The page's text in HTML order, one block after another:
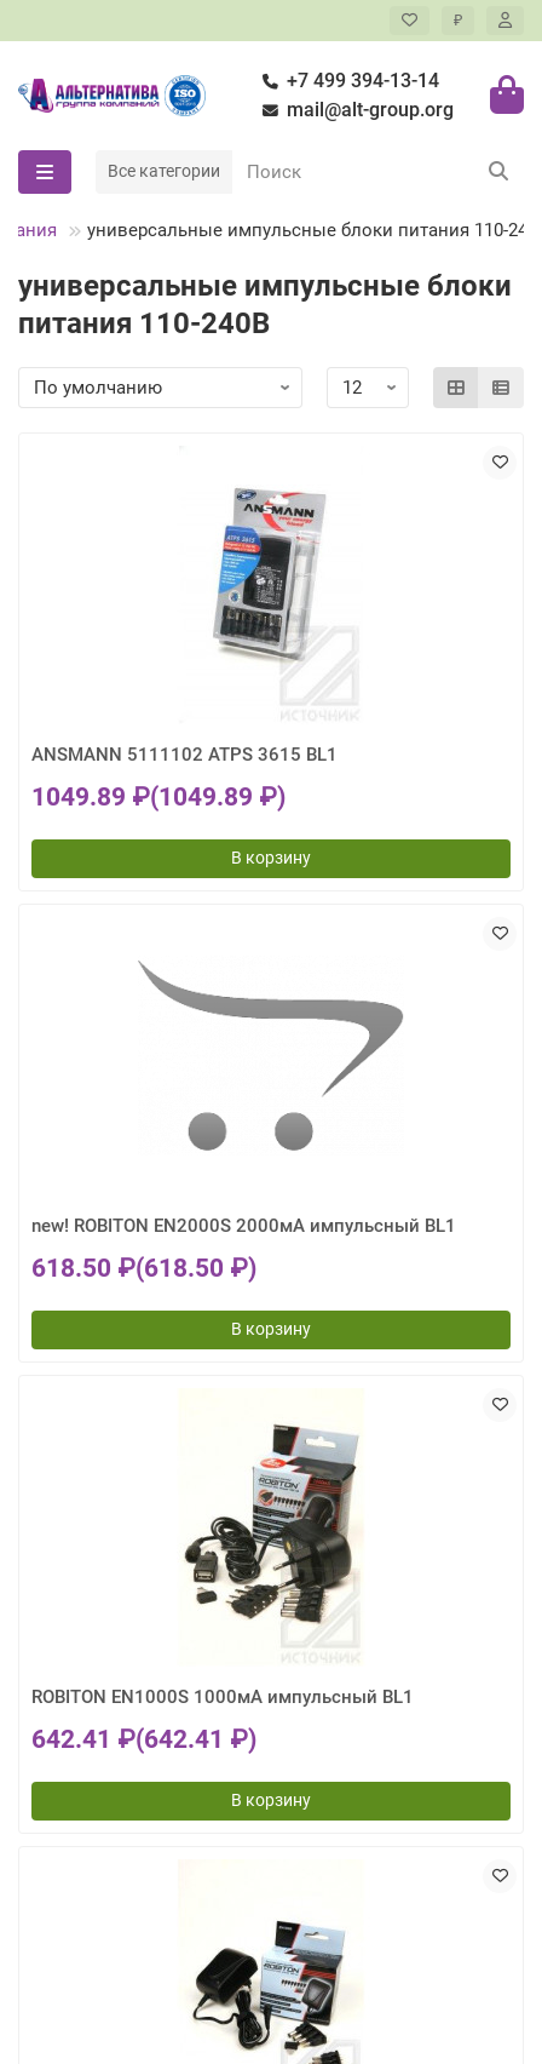
₽
+7 499 394-13-14
mail@alt-group.org
Все категории
универсальные импульсные блоки питания 110-
универсальные импульсные блоки
питания 110-240В
ANSMANN 5111102 ATPS 3615 BL1
1049.89 ₽(1049.89 ₽)
В корзину
new! ROBITON EN2000S 2000мА импульсный BL1
618.50 ₽(618.50 ₽)
В корзину
ROBITON EN1000S 1000мА импульсный BL1
642.41 ₽(642.41 ₽)
В корзину